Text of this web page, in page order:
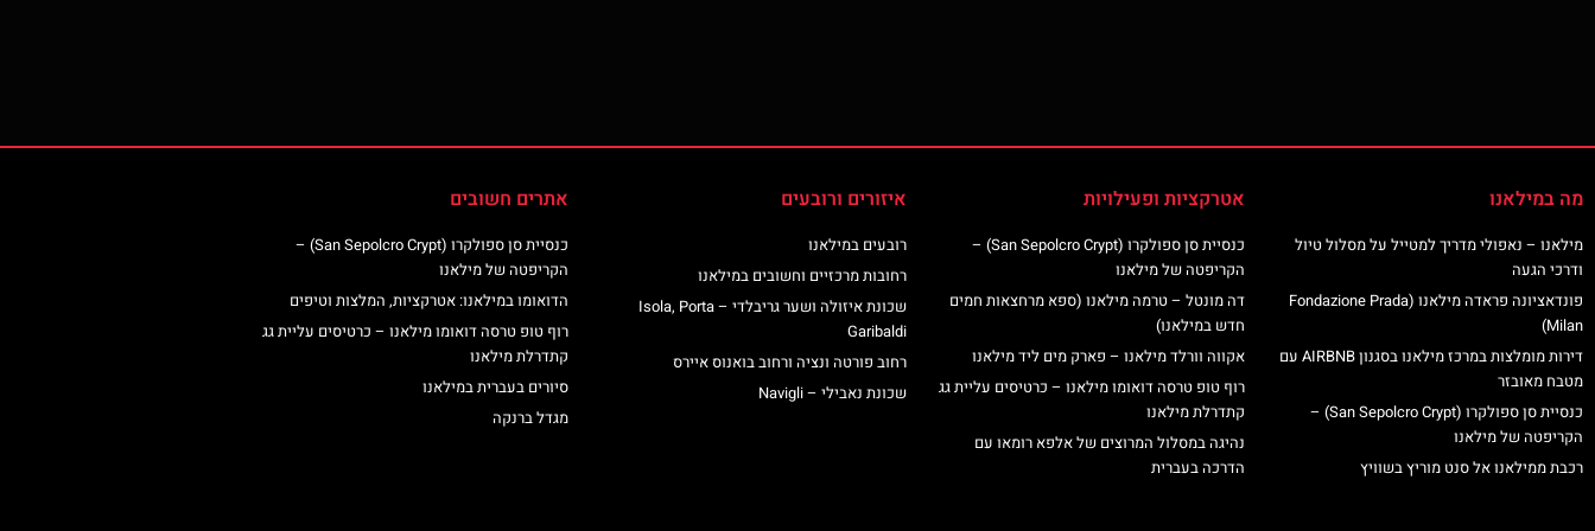
מה במילאנו
מילאנו – נאפולי מדריך למטייל על מסלול טיול
ודרכי הגעה
פונדאציונה פראדה מילאנו (Fondazione Prada
Milan)
דירות מומלצות במרכז מילאנו בסגנון AIRBNB עם
מטבח מאובזר
כנסיית סן ספולקרו (San Sepolcro Crypt) –
הקריפטה של מילאנו
רכבת ממילאנו אל סנט מוריץ בשוויץ
אטרקציות ופעילויות
כנסיית סן ספולקרו (San Sepolcro Crypt) –
הקריפטה של מילאנו
דה מונטל – טרמה מילאנו (ספא מרחצאות חמים
חדש במילאנו)
אקווה וורלד מילאנו – פארק מים ליד מילאנו
רוף טופ טרסה דואומו מילאנו – כרטיסים עליית גג
קתדרלת מילאנו
נהיגה במסלול המרוצים של אלפא רומאו עם
הדרכה בעברית
איזורים ורובעים
רובעים במילאנו
רחובות מרכזיים וחשובים במילאנו
שכונת איזולה ושער גריבלדי – Isola, Porta
Garibaldi
רחוב פורטה ונציה ורחוב בואנוס איירס
שכונת נאבילי – Navigli
אתרים חשובים
כנסיית סן ספולקרו (San Sepolcro Crypt) –
הקריפטה של מילאנו
הדואומו במילאנו: אטרקציות, המלצות וטיפים
רוף טופ טרסה דואומו מילאנו – כרטיסים עליית גג
קתדרלת מילאנו
סיורים בעברית במילאנו
מגדל ברנקה